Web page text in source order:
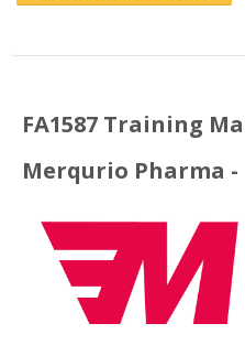
FA1587 Training
Merqurio Pharma -